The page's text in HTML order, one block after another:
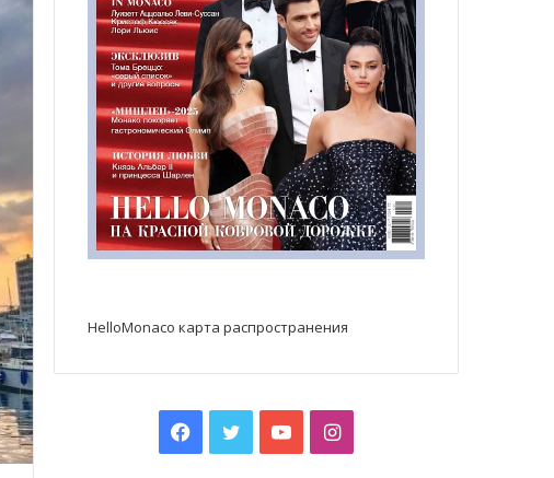
HelloMonaco карта распространения
Facebook
TwitterYouTubeInstagram